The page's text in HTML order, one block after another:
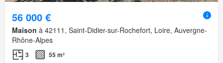
56 000 €
Maison à 42111, Saint-Didier-sur-Rochefort, Loire, Auvergne-
Rhône-Alpes
3
55 m²